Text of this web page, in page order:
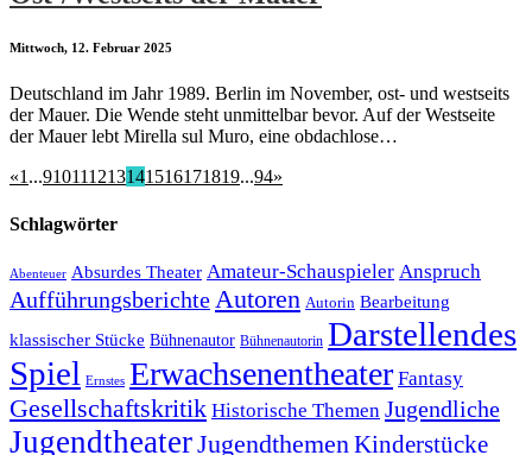
Mittwoch, 12. Februar 2025
Deutschland im Jahr 1989. Berlin im November, ost- und westseits
der Mauer. Die Wende steht unmittelbar bevor. Auf der Westseite
der Mauer lebt Mirella sul Muro, eine obdachlose…
«1...910111213141516171819...94»
Schlagwörter
Abenteuer Absurdes Theater Amateur-Schauspieler Anspruch
AufführungsberichteAutoren Autorin Bearbeitung
klassischer Stücke Bühnenautor Bühnenautorin Darstellendes
Spiel Ernstes Erwachsenentheater Fantasy
Gesellschaftskritik Historische Themen Jugendliche
JugendtheaterJugendthemenKinderstücke